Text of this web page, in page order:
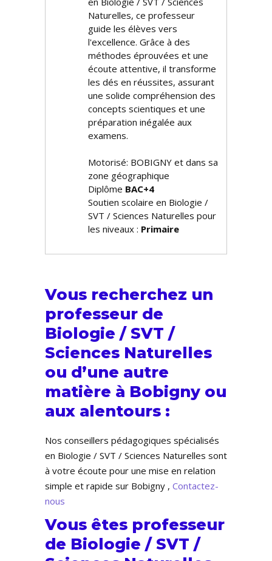
Naturelles, ce professeur
guide les élèves vers
l'excellence. Grâce à des
méthodes éprouvées et une
écoute attentive, il transforme
les défis en réussites, assurant
une solide compréhension des
concepts scientifiques et une
préparation inégalée aux
examens.
Motorisé: BOBIGNY et dans sa
zone géographique
Diplôme BAC+4
Soutien scolaire en Biologie /
SVT / Sciences Naturelles pour
les niveaux : Primaire
Vous recherchez un
professeur de
Biologie / SVT /
Sciences Naturelles
ou d’une autre
matière à Bobigny ou
aux alentours :
Nos conseillers pédagogiques spécialisés
en Biologie / SVT / Sciences Naturelles sont
à votre écoute pour une mise en relation
simple et rapide sur Bobigny , Contactez-
nous
Vous êtes professeur
de Biologie / SVT /